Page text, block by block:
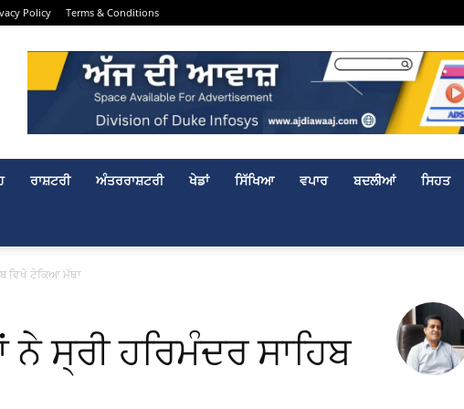
Policy Terms & Conditions
ਰਾਸ਼ਟਰੀ ਅੰਤਰਰਾਸ਼ਟਰੀ ਖੇਡਾਂ ਸਿੱਖਿਆ ਵਪਾਰ ਬਦਲੀਆਂ ਸਿਹਤ
ਵਿਖੇ ਟੇਕਿਆ ਮੱਥਾ
ਸ੍ਰੀ ਹਰਿਮੰਦਰ ਸਾਹਿਬ